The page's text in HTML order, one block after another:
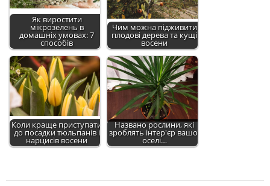
Як виростити
мікрозелень в
домашніх умовах: 7
способів
Чим можна підживити
плодові дерева та кущі
восени
Коли краще приступати
до посадки тюльпанів і
нарцисів восени
Названо рослини, які
зроблять інтер'єр вашої
оселі…